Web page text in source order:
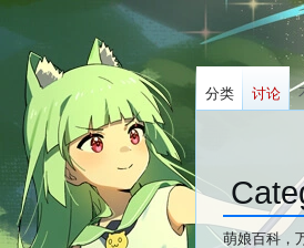
萌娘百科，
分类 讨论